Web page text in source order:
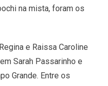
na mista, foram os
e Raissa Caroline
Sarah Passarinho e
Grande. Entre os